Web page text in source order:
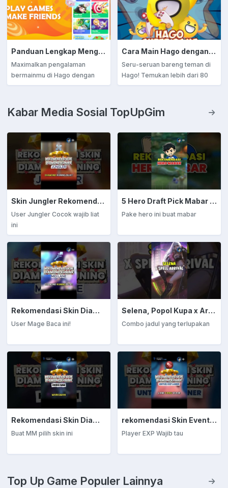
Panduan Lengkap Menggunakan Fitur Sosial di Hago: Chat, Voice Call, Live Streaming & Banyak Lagi!
Maximalkan pengalaman
bermainmu di Hago dengan
fitur sosial seru seperti chat,
teman sekitar. Bergabunglah
dengan komunitas, bangun
lebih nyata dalam setiap
permainan!
Cara Main Hago dengan Mudah di Perangkat Android
Seru-seruan bareng teman di
Hago! Temukan lebih dari 80
game seru, chat, dan hadiah
bermain makin asyik. Unduh
sekarang dan mulai
Kabar Media Sosial TopUpGim
Skin Jungler Rekomendasi Diamond Kuning
User Jungler Cocok wajib liat
ini
5 Hero Draft Pick Mabar Auto Win
Pake hero ini buat mabar
Rekomendasi Skin Diamond Kuning: Mage
User Mage Baca ini!
Selena, Popol Kupa x Arrival
Combo jadul yang terlupakan
Rekomendasi Skin Diamond Kuning: Marksman
Buat MM pilih skin ini
rekomendasi Skin Event Diamond Kuning: EXP Laner
Player EXP Wajib tau
Top Up Game Populer Lainnya